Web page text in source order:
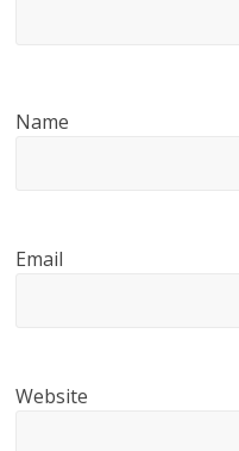
Name
Email
Website